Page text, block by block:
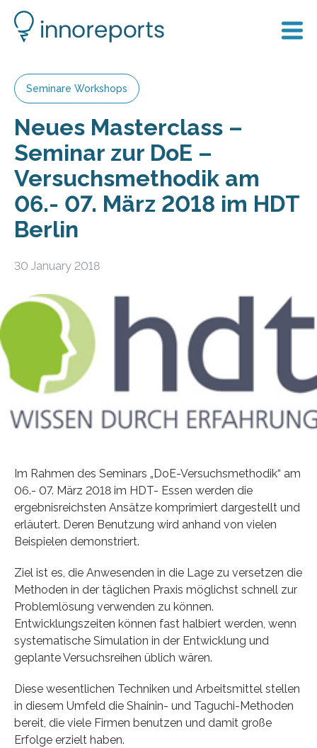
Seminare Workshops
Neues Masterclass –
Seminar zur DoE –
Versuchsmethodik am
06.- 07. März 2018 im HDT
Berlin
30 January 2018
Im Rahmen des Seminars „DoE-Versuchsmethodik“ am
06.- 07. März 2018 im HDT- Essen werden die
ergebnisreichsten Ansätze komprimiert dargestellt und
erläutert. Deren Benutzung wird anhand von vielen
Beispielen demonstriert.
Ziel ist es, die Anwesenden in die Lage zu versetzen die
Methoden in der täglichen Praxis möglichst schnell zur
Problemlösung verwenden zu können.
Entwicklungszeiten können fast halbiert werden, wenn
systematische Simulation in der Entwicklung und
geplante Versuchsreihen üblich wären.
Diese wesentlichen Techniken und Arbeitsmittel stellen
in diesem Umfeld die Shainin- und Taguchi-Methoden
bereit, die viele Firmen benutzen und damit große
Erfolge erzielt haben.